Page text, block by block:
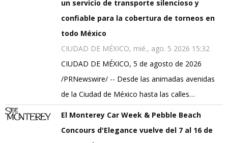
un servicio de transporte silencioso y
confiable para la cobertura de torneos en
todo México
CIUDAD DE MÉXICO, mié., ago. 5 2026 15:32
CIUDAD DE MÉXICO, 5 de agosto de 2026
/PRNewswire/ -- Desde las animadas avenidas
de la Ciudad de México hasta las calles…
El Monterey Car Week & Pebble Beach
Concours d'Elegance vuelve del 7 al 16 de